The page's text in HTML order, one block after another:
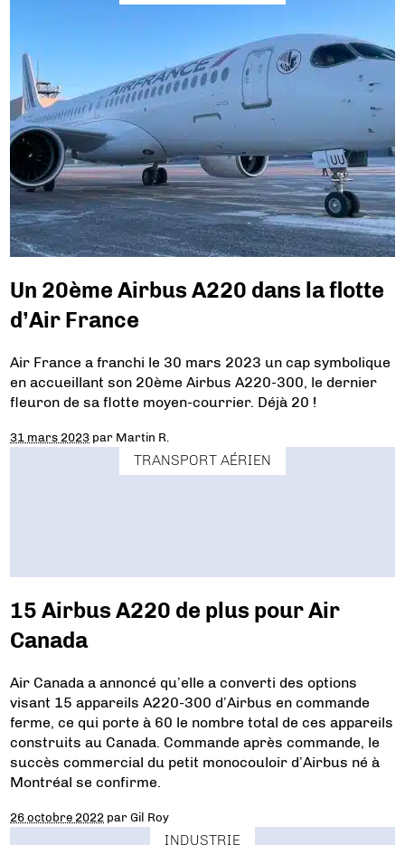
Un 20ème Airbus A220 dans la flotte
d’Air France
Air France a franchi le 30 mars 2023 un cap symbolique
en accueillant son 20ème Airbus A220-300, le dernier
fleuron de sa flotte moyen-courrier. Déjà 20 !
31 mars 2023 par Martin R.
TRANSPORT AÉRIEN
15 Airbus A220 de plus pour Air
Canada
Air Canada a annoncé qu’elle a converti des options
visant 15 appareils A220-300 d’Airbus en commande
ferme, ce qui porte à 60 le nombre total de ces appareils
construits au Canada. Commande après commande, le
succès commercial du petit monocouloir d’Airbus né à
Montréal se confirme.
26 octobre 2022 parGil Roy
INDUSTRIE